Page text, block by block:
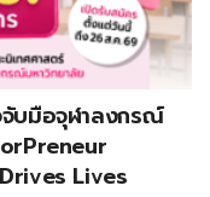
จับมือจุฬาลงกรณ์
Lives